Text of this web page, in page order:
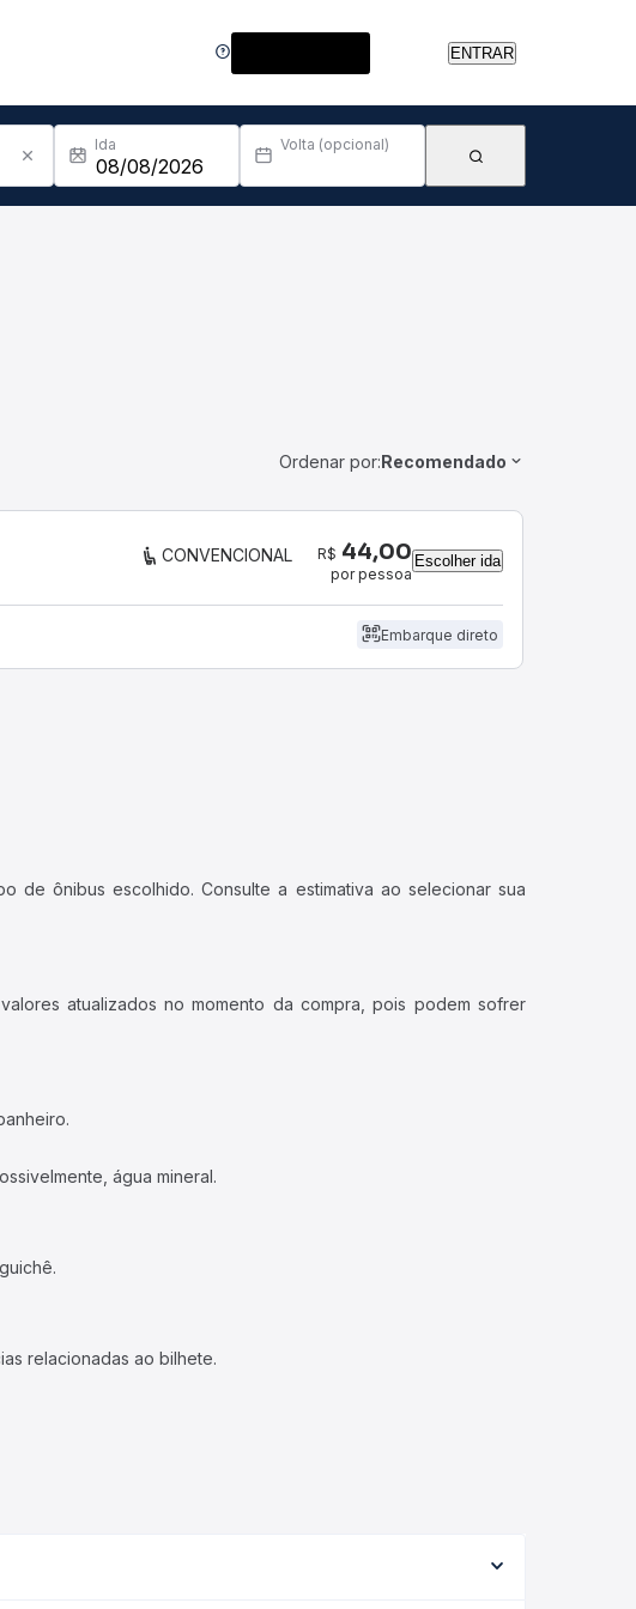
ENTRAR
Ida Volta (opcional)
Ordenar por:Recomendado
CONVENCIONAL R$ 44,00
por pessoa
Escolher ida
Embarque direto
ônibus escolhido. Consulte a estimativa ao selecionar sua
atualizados no momento da compra, pois podem sofrer
água mineral.
relacionadas ao bilhete.